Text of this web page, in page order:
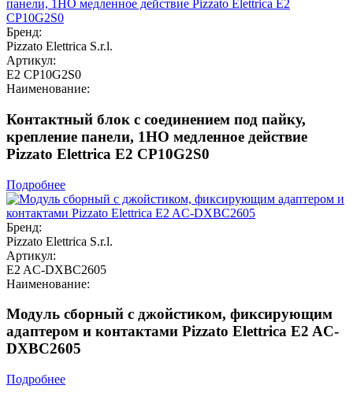
Бренд:
Pizzato Elettrica S.r.l.
Артикул:
E2 CP10G2S0
Наименование:
Контактный блок с соединением под пайку,
крепление панели, 1НО медленное действие
Pizzato Elettrica E2 CP10G2S0
Подробнее
Бренд:
Pizzato Elettrica S.r.l.
Артикул:
E2 AC-DXBC2605
Наименование:
Модуль сборный с джойстиком, фиксирующим
адаптером и контактами Pizzato Elettrica E2 AC-
DXBC2605
Подробнее